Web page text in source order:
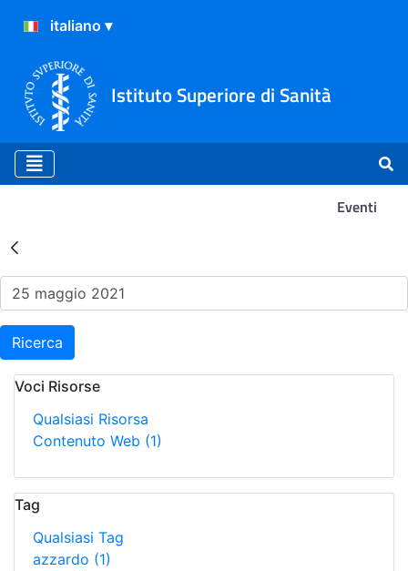
Istituto Superiore di Sanità
Eventi
Risultati della Ricerca -
Ricerca
Voci Risorse
Qualsiasi Risorsa
Contenuto Web (1)
Tag
Qualsiasi Tag
azzardo (1)